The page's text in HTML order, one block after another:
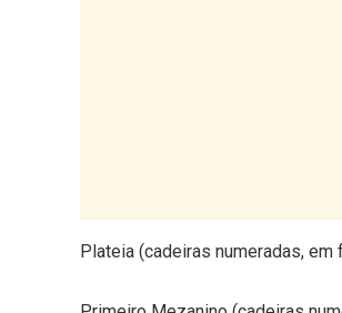
Plateia (cadeiras numeradas, em